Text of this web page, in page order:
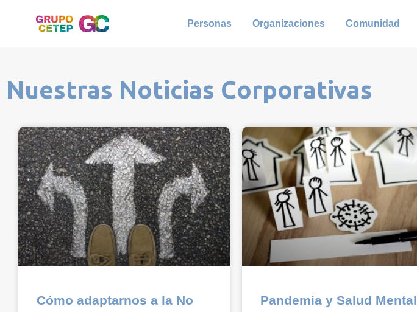
Personas Organizaciones Comunidad
Nuestras Noticias Corporativas
Cómo adaptarnos a la No
Pandemia y Salud Mental